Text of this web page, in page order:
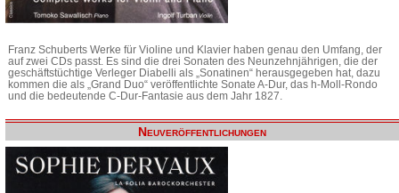
Franz Schuberts Werke für Violine und Klavier haben genau den Umfang, der
auf zwei CDs passt. Es sind die drei Sonaten des Neunzehnjährigen, die der
geschäftstüchtige Verleger Diabelli als „Sonatinen“ herausgegeben hat, dazu
kommen die als „Grand Duo“ veröffentlichte Sonate A-Dur, das h-Moll-Rondo
und die bedeutende C-Dur-Fantasie aus dem Jahr 1827.
Neuveröffentlichungen